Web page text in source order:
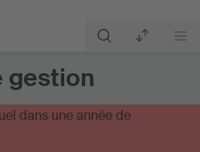
gestion